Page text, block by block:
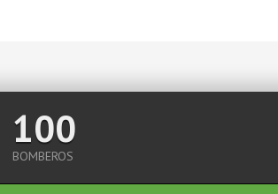
100
BOMBEROS